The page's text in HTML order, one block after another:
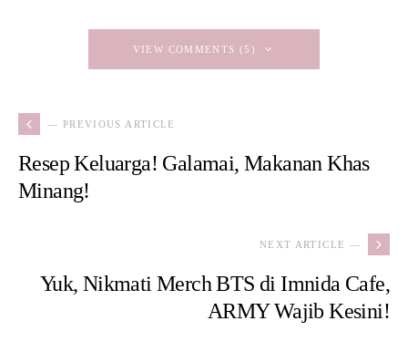
VIEW COMMENTS (5)
— PREVIOUS ARTICLE
Resep Keluarga! Galamai, Makanan Khas
Minang!
NEXT ARTICLE —
Yuk, Nikmati Merch BTS di Imnida Cafe,
ARMY Wajib Kesini!